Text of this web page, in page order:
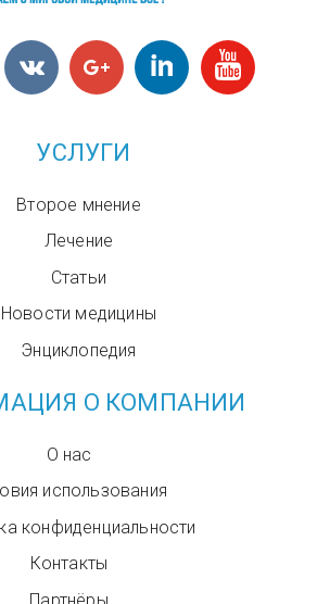
УСЛУГИ
Второе мнение
Лечение
Статьи
Новости медицины
Энциклопедия
О КОМПАНИИ
О нас
использования
конфиденциальности
Контакты